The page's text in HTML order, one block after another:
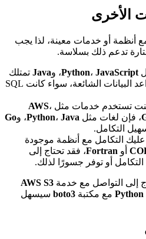
أنظمة أو خدمات معينة، لذا يجب
تدعم ذلك بسلاسة.
Python، JavaScript ، وJava تمتلك
مكتبات تدعم معظم قواعد البيانات الشائعة، سواء كانت SQL
تستخدم خدمات مثل AWS،
، فإن لغات مثل Python، Java ، وGo
عليك التكامل مع أنظمة موجودة
أو Fortran، فقد تحتاج إلى
أو توفر جسورًا لذلك.
إلى التواصل مع خدمة AWS S3
Python مع مكتبة boto3 سيسهل